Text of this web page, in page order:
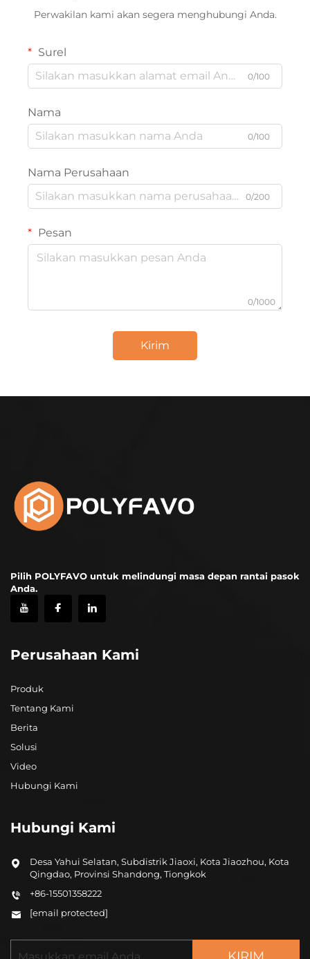
Perwakilan kami akan segera menghubungi Anda.
Surel
0/100
Nama
0/100
Nama Perusahaan
0/200
Pesan
0/1000
Kirim
Pilih POLYFAVO untuk melindungi masa depan rantai pasok
Anda.
Perusahaan Kami
Produk
Tentang Kami
Berita
Solusi
Video
Hubungi Kami
Hubungi Kami
Desa Yahui Selatan, Subdistrik Jiaoxi, Kota Jiaozhou, Kota
Qingdao, Provinsi Shandong, Tiongkok
+86-15501358222
[email protected]